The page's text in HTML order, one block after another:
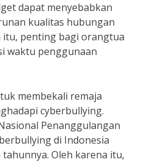
dapat menyebabkan
kualitas hubungan
itu, penting bagi orangtua
waktu penggunaan
membekali remaja
cyberbullying.
Penanggulangan
di Indonesia
Oleh karena itu,